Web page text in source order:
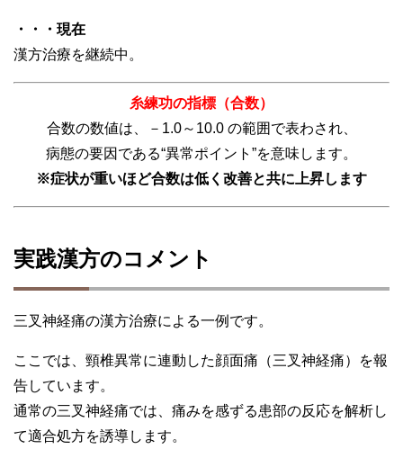
・・・現在
漢方治療を継続中。
糸練功の指標（合数）
合数の数値は、－1.0～10.0 の範囲で表わされ、
病態の要因である“異常ポイント”を意味します。
※症状が重いほど合数は低く改善と共に上昇します
実践漢方のコメント
三叉神経痛の漢方治療による一例です。
ここでは、頸椎異常に連動した顔面痛（三叉神経痛）を報
告しています。
通常の三叉神経痛では、痛みを感ずる患部の反応を解析し
て適合処方を誘導します。